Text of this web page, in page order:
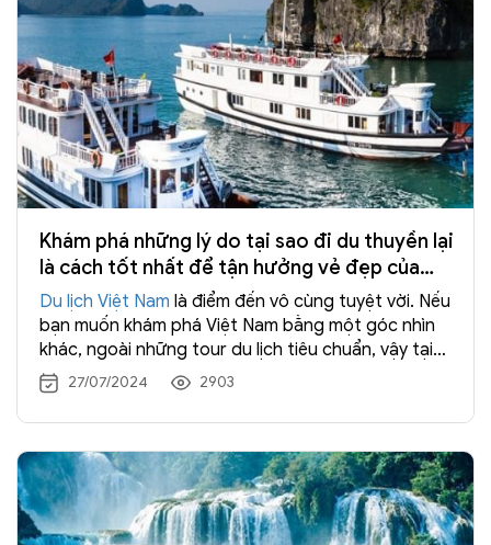
Khám phá những lý do tại sao đi du thuyền lại
là cách tốt nhất để tận hưởng vẻ đẹp của
Việt Nam
Du lịch Việt Nam là điểm đến vô cùng tuyệt vời. Nếu
bạn muốn khám phá Việt Nam bằng một góc nhìn
khác, ngoài những tour du lịch tiêu chuẩn, vậy tại
sao không thử trải nghiệm những hành trình du lịch
Việt Nam trên
độc đáo và vô cùng lãng mạn này sẽ khiến bạn
không thể nào quên được. Trong bài viết
này, Tràng An Travelsẽ chia sẻ 7 lý do tại sao đi du
thuyền lại là cách tốt nhất để tận hưởng vẻ đẹp
của đất nước Việt Nam.
27/07/2024 2903